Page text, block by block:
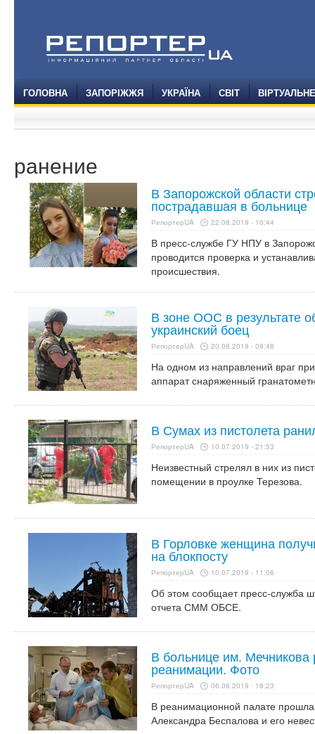
ГОЛОВНА ЗАПОРІЖЖЯ УКРАЇНА СВІТ
ранение
В Запорожской области
пострадавшая в больнице
РепортерUA 22.08.2019 - 10:44
В пресс-службе ГУ НПУ в
проводится проверка и
происшествия.
В зоне ООС в результате
украинский боец
РепортерUA 20.08.2019 - 09:48
На одном из направлений враг
аппарат снаряженный
В Сумах из пистолета
РепортерUA 10.07.2019 - 21:53
Неизвестный стрелял в них из
помещении в проулке Терезова.
В Горловке женщина
на блокпосту
РепортерUA 10.07.2019 - 11:06
Об этом сообщает пресс-служба
отчета СММ ОБСЕ.
В больнице им.
реанимации. Фото
РепортерUA 06.06.2019 - 16:23
В реанимационной палате
Александра Беспалова и его